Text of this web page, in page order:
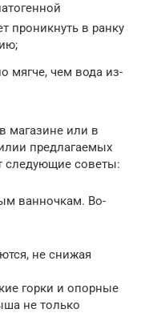
проникнуть в ранку
мягче, чем вода из-
магазине или в
предлагаемых
следующие советы:
ванночкам. Во-
не снижая
горки и опорные
не только